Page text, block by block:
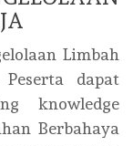
Limbah
dapat
knowledge
Berbahaya